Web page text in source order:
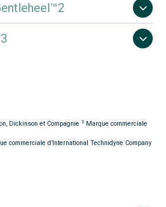
Dickinson et Compagnie 2 Marque commerciale
commerciale d’International Technidyne Company